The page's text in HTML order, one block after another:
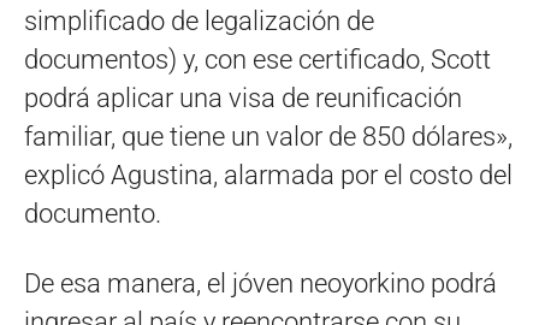
simplificado de legalización de
documentos) y, con ese certificado, Scott
podrá aplicar una visa de reunificación
familiar, que tiene un valor de 850 dólares»,
explicó Agustina, alarmada por el costo del
documento.
De esa manera, el jóven neoyorkino podrá